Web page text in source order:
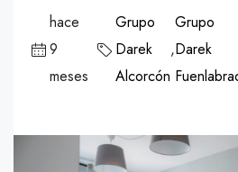
hace
9
meses
Grupo
Darek
Alcorcón
,
Grupo
Darek